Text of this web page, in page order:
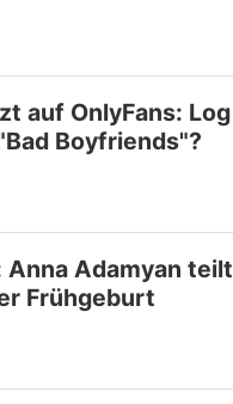
auf OnlyFans: Log
Boyfriends"?
Anna Adamyan teilt
Frühgeburt